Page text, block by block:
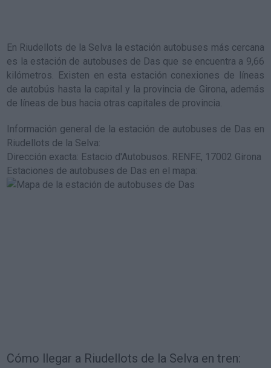
En Riudellots de la Selva la estación autobuses más cercana
es la estación de autobuses de Das que se encuentra a 9,66
kilómetros. Existen en esta estación conexiones de líneas
de autobús hasta la capital y la provincia de Girona, además
de líneas de bus hacia otras capitales de provincia.
Información general de la estación de autobuses de Das en
Riudellots de la Selva:
Dirección exacta: Estacio d'Autobusos. RENFE, 17002 Girona
Estaciones de autobuses de Das en el mapa:
Cómo llegar a Riudellots de la Selva en tren: